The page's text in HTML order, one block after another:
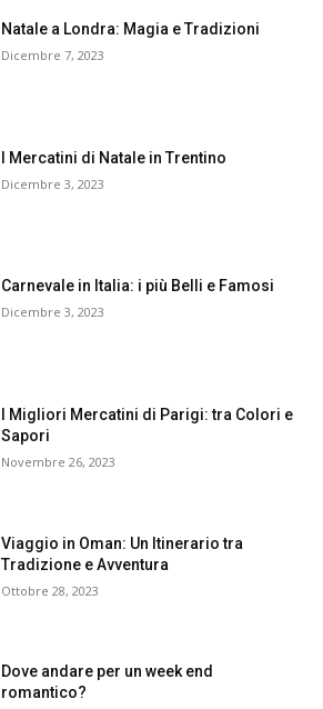
Natale a Londra: Magia e Tradizioni
Dicembre 7, 2023
I Mercatini di Natale in Trentino
Dicembre 3, 2023
Carnevale in Italia: i più Belli e Famosi
Dicembre 3, 2023
I Migliori Mercatini di Parigi: tra Colori e
Sapori
Novembre 26, 2023
Viaggio in Oman: Un Itinerario tra
Tradizione e Avventura
Ottobre 28, 2023
Dove andare per un week end
romantico?